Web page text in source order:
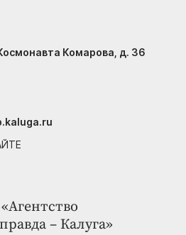
– Калуга»
Комарова, д. 36